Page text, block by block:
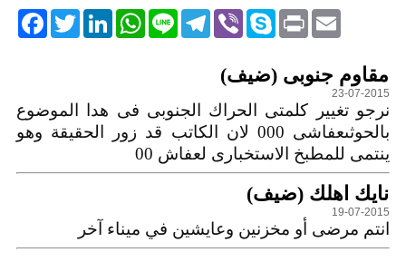
TwitterLinkedIn
WhatsApp Line
Telegram ViberSkype PrintEmail
مقاوم جنوبى (ضيف)
23-07-2015
نرجو تغيير كلمتى الحراك الجنوبى فى هدا الموضوع
بالحوثىعفاشى 000 لان الكاتب قد زور الحقيقة وهو
ينتمى للمطبخ الاستخبارى لعفاش 00
نايك اهلك (ضيف)
19-07-2015
انتم مرضى أو مخزنين وعايشين في ميناء آخر